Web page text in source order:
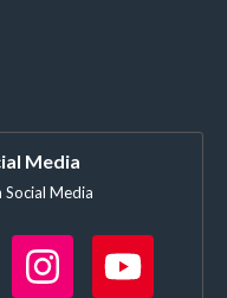
Media
Media